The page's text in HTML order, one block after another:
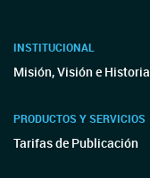
INSTITUCIONAL
Misión, Visión e Historia
PRODUCTOS Y SERVICIOS
Tarifas de Publicación